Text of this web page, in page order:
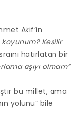
Akif’in
Kesilir
hatırlatan bir
aşıyı olmam”
bu millet, ama
yolunu” bile